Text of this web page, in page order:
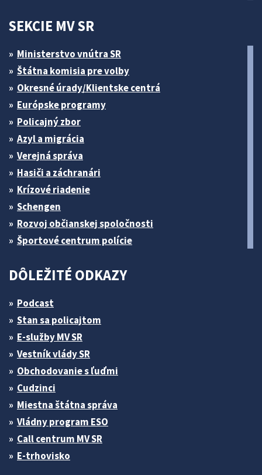
SEKCIE MV SR
Ministerstvo vnútra SR
Štátna komisia pre volby
Okresné úrady/Klientske centrá
Európske programy
Policajný zbor
Azyl a migrácia
Verejná správa
Hasiči a záchranári
Krízové riadenie
Schengen
Rozvoj občianskej spoločnosti
Športové centrum polície
DÔLEŽITÉ ODKAZY
Podcast
Stan sa policajtom
E-služby MV SR
Vestník vlády SR
Obchodovanie s ľuďmi
Cudzinci
Miestna štátna správa
Vládny program ESO
Call centrum MV SR
E-trhovisko